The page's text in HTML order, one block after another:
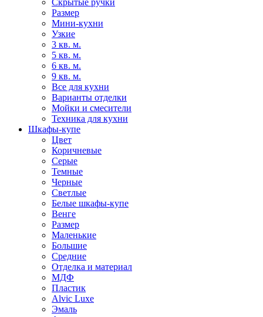
Скрытые ручки
Размер
Мини-кухни
Узкие
3 кв. м.
5 кв. м.
6 кв. м.
9 кв. м.
Все для кухни
Варианты отделки
Мойки и смесители
Техника для кухни
Шкафы-купе
Цвет
Коричневые
Серые
Темные
Черные
Светлые
Белые шкафы-купе
Венге
Размер
Маленькие
Большие
Средние
Отделка и материал
МДФ
Пластик
Alvic Luxe
Эмаль